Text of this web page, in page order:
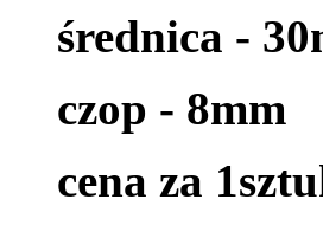
średnica -
czop - 8mm
cena za